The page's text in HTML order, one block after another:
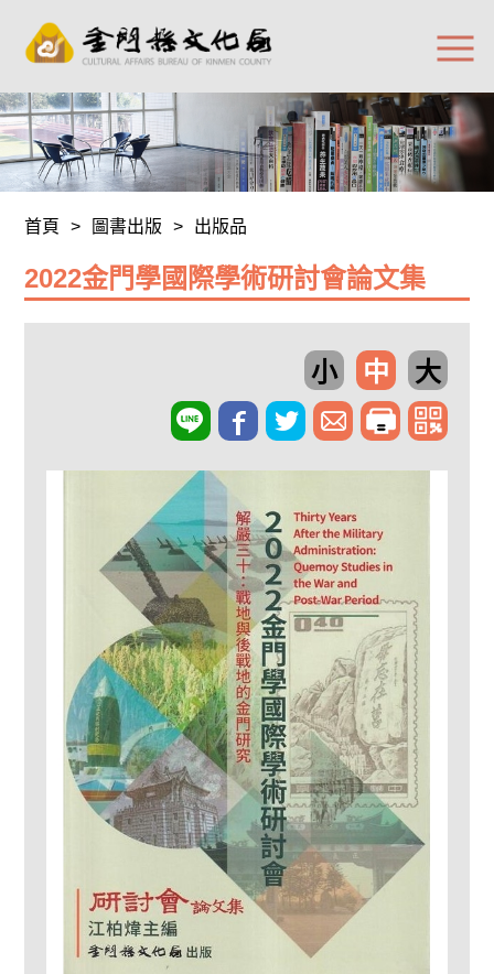
首頁 > 圖書出版 > 出版品
2022金門學國際學術研討會論文集
小 中 大